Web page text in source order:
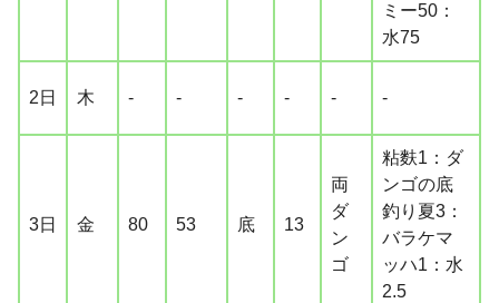
ミー50：
水75
2日 木 - - - - - -
3日 金 80 53 底 13
両
ダ
ン
ゴ
粘麩1：ダ
ンゴの底
釣り夏3：
バラケマ
ッハ1：水
2.5